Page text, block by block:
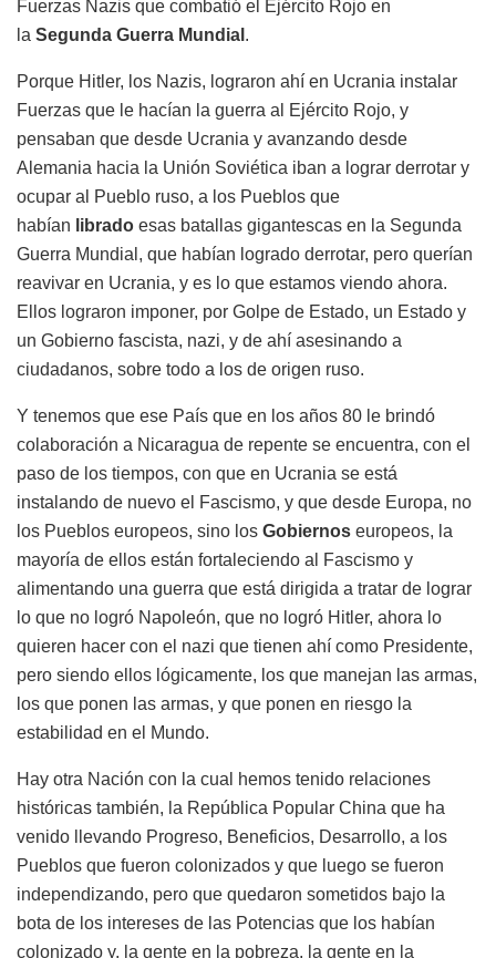
Fuerzas Nazis que combatió el Ejército Rojo en
la Segunda Guerra Mundial .
Porque Hitler, los Nazis, lograron ahí en Ucrania instalar
Fuerzas que le hacían la guerra al Ejército Rojo, y
pensaban que desde Ucrania y avanzando desde
Alemania hacia la Unión Soviética iban a lograr derrotar y
ocupar al Pueblo ruso, a los Pueblos que
habían librado esas batallas gigantescas en la Segunda
Guerra Mundial, que habían logrado derrotar, pero querían
reavivar en Ucrania, y es lo que estamos viendo ahora.
Ellos lograron imponer, por Golpe de Estado, un Estado y
un Gobierno fascista, nazi, y de ahí asesinando a
ciudadanos, sobre todo a los de origen ruso.
Y tenemos que ese País que en los años 80 le brindó
colaboración a Nicaragua de repente se encuentra, con el
paso de los tiempos, con que en Ucrania se está
instalando de nuevo el Fascismo, y que desde Europa, no
los Pueblos europeos, sino los Gobiernos europeos, la
mayoría de ellos están fortaleciendo al Fascismo y
alimentando una guerra que está dirigida a tratar de lograr
lo que no logró Napoleón, que no logró Hitler, ahora lo
quieren hacer con el nazi que tienen ahí como Presidente,
pero siendo ellos lógicamente, los que manejan las armas,
los que ponen las armas, y que ponen en riesgo la
estabilidad en el Mundo.
Hay otra Nación con la cual hemos tenido relaciones
históricas también, la República Popular China que ha
venido llevando Progreso, Beneficios, Desarrollo, a los
Pueblos que fueron colonizados y que luego se fueron
independizando, pero que quedaron sometidos bajo la
bota de los intereses de las Potencias que los habían
colonizado y, la gente en la pobreza, la gente en la